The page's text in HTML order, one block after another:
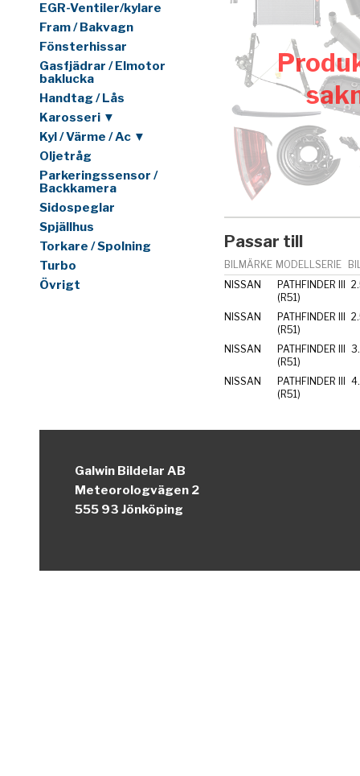
EGR-Ventiler/kylare
Fram / Bakvagn
Fönsterhissar
Gasfjädrar / Elmotor
baklucka
Handtag / Lås
Karosseri ▼
Kyl / Värme / Ac ▼
Oljetråg
Parkeringssensor /
Backkamera
Sidospeglar
Spjällhus
Torkare / Spolning
Turbo
Övrigt
Passar till
BILMÄRKE MODELLSERIE
NISSAN
PATHFINDER III
(R51)
NISSAN
PATHFINDER III
(R51)
NISSAN
PATHFINDER III
(R51)
NISSAN
PATHFINDER III
(R51)
Galwin Bildelar AB
Meteorologvägen 2
555 93 Jönköping